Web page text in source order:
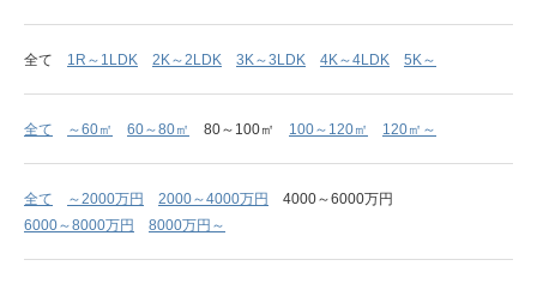
全て 1R～1LDK 2K～2LDK 3K～3LDK 4K～4LDK 5K～
全て ～60㎡ 60～80㎡ 80～100㎡ 100～120㎡ 120㎡～
全て ～2000万円 2000～4000万円
4000～6000万円
6000～8000万円
8000万円～